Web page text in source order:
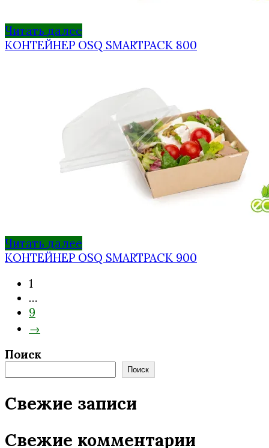
Читать далее
КОНТЕЙНЕР OSQ SMARTPACK 800
Читать далее
КОНТЕЙНЕР OSQ SMARTPACK 900
1
…
9
→
Поиск
Поиск
Свежие записи
Свежие комментарии